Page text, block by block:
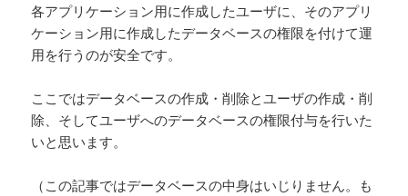
各アプリケーション用に作成したユーザに、そのアプリ
ケーション用に作成したデータベースの権限を付けて運
用を行うのが安全です。
ここではデータベースの作成・削除とユーザの作成・削
除、そしてユーザへのデータベースの権限付与を行いた
いと思います。
（この記事ではデータベースの中身はいじりません。も